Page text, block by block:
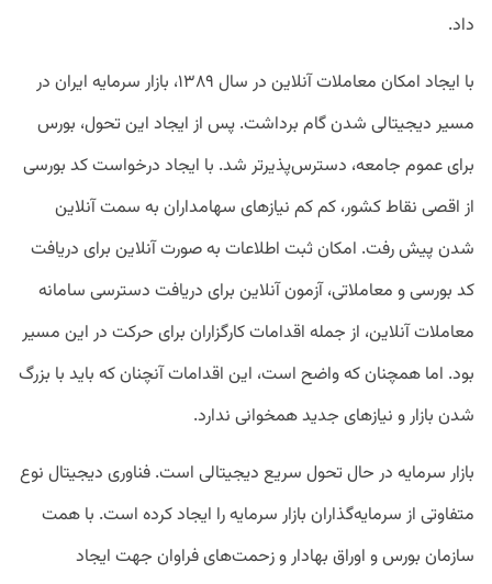
داد.
با ایجاد امکان معاملات آنلاین در سال ۱۳۸۹، بازار سرمایه ایران در
مسیر دیجیتالی شدن گام برداشت. پس از ایجاد این تحول، بورس
برای عموم جامعه، دسترس‌پذیرتر شد. با ایجاد درخواست کد بورسی
از اقصی نقاط کشور، کم کم نیازهای سهامداران به سمت آنلاین
شدن پیش رفت. امکان ثبت اطلاعات به صورت آنلاین برای دریافت
کد بورسی و معاملاتی، آزمون آنلاین برای دریافت دسترسی سامانه‌
معاملات آنلاین،‌ از جمله اقدامات کارگزاران برای حرکت در این مسیر
بود. اما همچنان که واضح است، این اقدامات آنچنان که باید با بزرگ
شدن بازار و نیازهای جدید همخوانی ندارد.
بازار سرمایه در حال تحول سریع دیجیتالی است. فناوری دیجیتال نوع
متفاوتی از سرمایه‌گذاران بازار سرمایه را ایجاد کرده است. با همت
سازمان بورس و اوراق بهادار و زحمت‌های فراوان جهت ایجاد